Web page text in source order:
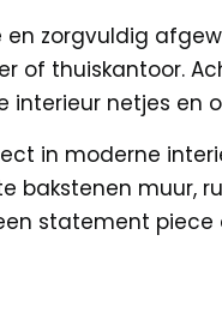
zorgvuldig
of thuiskantoor.
netjes en
in moderne
bakstenen muur,
statement piece